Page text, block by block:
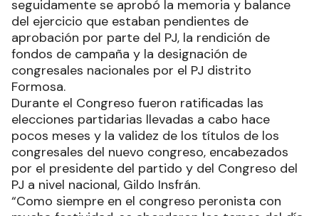
seguidamente se aprobó la memoria y balance
del ejercicio que estaban pendientes de
aprobación por parte del PJ, la rendición de
fondos de campaña y la designación de
congresales nacionales por el PJ distrito
Formosa.
Durante el Congreso fueron ratificadas las
elecciones partidarias llevadas a cabo hace
pocos meses y la validez de los títulos de los
congresales del nuevo congreso, encabezados
por el presidente del partido y del Congreso del
PJ a nivel nacional, Gildo Insfrán.
“Como siempre en el congreso peronista con